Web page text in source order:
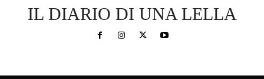
IL DIARIO DI UNA LELLA